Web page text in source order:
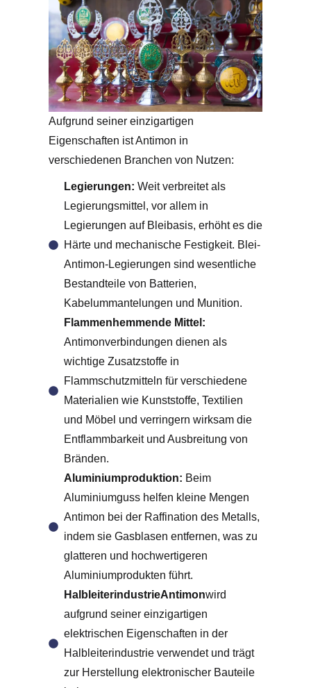
Aufgrund seiner einzigartigen
Eigenschaften ist Antimon in
verschiedenen Branchen von Nutzen:
Legierungen:Weit verbreitet als
Legierungsmittel, vor allem in
Legierungen auf Bleibasis, erhöht es die
Härte und mechanische Festigkeit. Blei-
Antimon-Legierungen sind wesentliche
Bestandteile von Batterien,
Kabelummantelungen und Munition.
Flammenhemmende Mittel:
Antimonverbindungen dienen als
wichtige Zusatzstoffe in
Flammschutzmitteln für verschiedene
Materialien wie Kunststoffe, Textilien
und Möbel und verringern wirksam die
Entflammbarkeit und Ausbreitung von
Bränden.
Aluminiumproduktion: Beim
Aluminiumguss helfen kleine Mengen
Antimon bei der Raffination des Metalls,
indem sie Gasblasen entfernen, was zu
glatteren und hochwertigeren
Aluminiumprodukten führt.
HalbleiterindustrieAntimonwird
aufgrund seiner einzigartigen
elektrischen Eigenschaften in der
Halbleiterindustrie verwendet und trägt
zur Herstellung elektronischer Bauteile